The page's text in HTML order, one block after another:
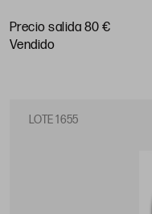
Precio salida 80 €
vendido
LOTE 1655